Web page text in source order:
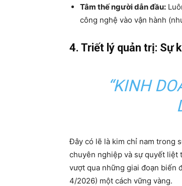
Tâm thế người dẫn đầu:
công nghệ vào vận hành
4. Triết lý quản trị: Sự
“KINH
Đây có lẽ là kim chỉ nam trong
chuyên nghiệp và sự quyết liệt
vượt qua những giai đoạn biến
4/2026) một cách vững vàng.